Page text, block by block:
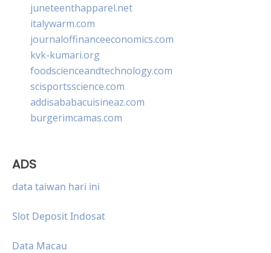
juneteenthapparel.net
italywarm.com
journaloffinanceeconomics.com
kvk-kumari.org
foodscienceandtechnology.com
scisportsscience.com
addisababacuisineaz.com
burgerimcamas.com
ADS
data taiwan hari ini
Slot Deposit Indosat
Data Macau